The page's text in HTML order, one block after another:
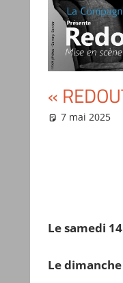
«
7 mai 2025
Le samedi
Le